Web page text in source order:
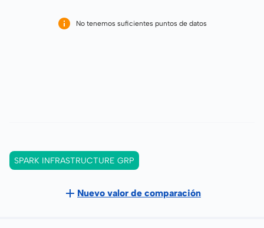
No tenemos suficientes puntos de datos
SPARK INFRASTRUCTURE GRP
Nuevo valor de comparación